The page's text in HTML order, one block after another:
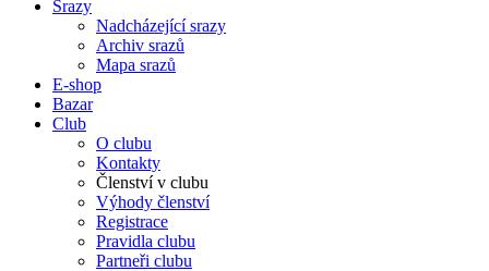
Srazy
Nadcházející srazy
Archiv srazů
Mapa srazů
E-shop
Bazar
Club
O clubu
Kontakty
Členství v clubu
Výhody členství
Registrace
Pravidla clubu
Partneři clubu